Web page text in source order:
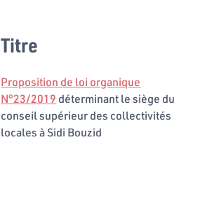
Titre
Proposition de loi organique
N°23/2019 déterminant le siège du
conseil supérieur des collectivités
locales à Sidi Bouzid